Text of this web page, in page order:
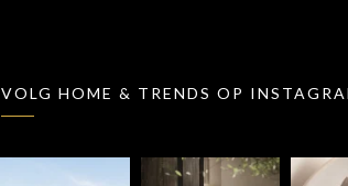
VOLG HOME & TRENDS OP